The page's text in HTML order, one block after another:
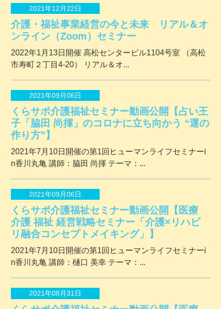
2021年12月22日
介護・福祉事業経営の今と未来 リアル＆オ
ンライン（Zoom）セミナー
2022年1月13日開催 ⾼松センタービル1104号室 （⾼松
市寿町２丁⽬4-20） リアル＆オ...
2021年09月06日
くらサポ介護福祉セミナー動画公開【占い王
子「脇田 尚揮」のコロナに立ち向かう “運の
作り方”】
2021年7月10日開催の第1回ヒューマンライフセミナーi
n香川丸亀 講師：脇田 尚揮 テーマ：...
2021年09月06日
くらサポ介護福祉セミナー動画公開【医療
介護 福祉 経営戦略セミナー「介護×リハビ
リ融合コンセプトメイキング」】
2021年7月10日開催の第1回ヒューマンライフセミナーi
n香川丸亀 講師：樋口 美幸 テーマ：...
2021年08月31日